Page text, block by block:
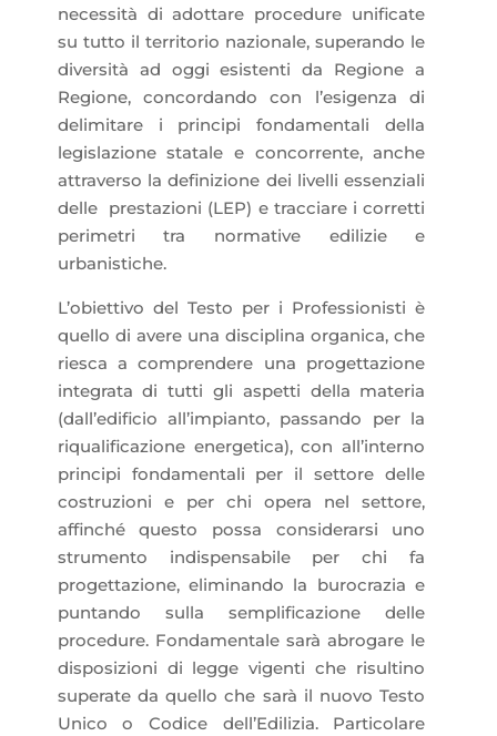
necessità di adottare procedure unificate
su tutto il territorio nazionale, superando le
diversità ad oggi esistenti da Regione a
Regione, concordando con l’esigenza di
delimitare i principi fondamentali della
legislazione statale e concorrente, anche
attraverso la definizione dei livelli essenziali
delle prestazioni (LEP) e tracciare i corretti
perimetri tra normative edilizie e
urbanistiche.
L’obiettivo del Testo per i Professionisti è
quello di avere una disciplina organica, che
riesca a comprendere una progettazione
integrata di tutti gli aspetti della materia
(dall’edificio all’impianto, passando per la
riqualificazione energetica), con all’interno
principi fondamentali per il settore delle
costruzioni e per chi opera nel settore,
affinché questo possa considerarsi uno
strumento indispensabile per chi fa
progettazione, eliminando la burocrazia e
puntando sulla semplificazione delle
procedure. Fondamentale sarà abrogare le
disposizioni di legge vigenti che risultino
superate da quello che sarà il nuovo Testo
Unico o Codice dell’Edilizia. Particolare